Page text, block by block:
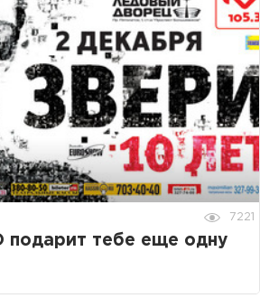
7221
подарит тебе еще одну